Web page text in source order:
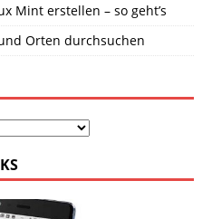
Mint erstellen – so geht’s
Orten durchsuchen